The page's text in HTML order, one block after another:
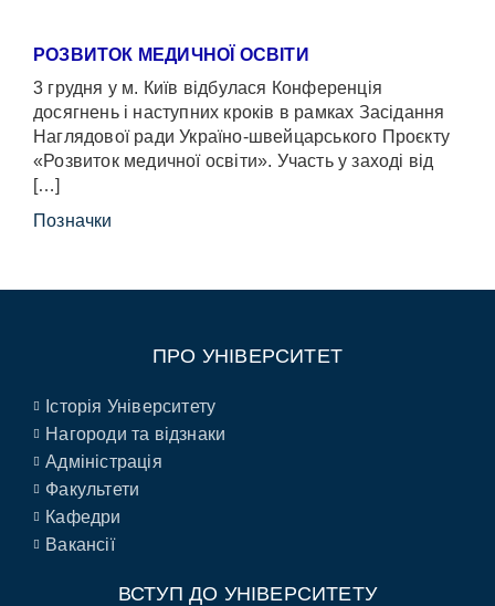
РОЗВИТОК МЕДИЧНОЇ ОСВІТИ
3 грудня у м. Київ відбулася Конференція
досягнень і наступних кроків в рамках Засідання
Наглядової ради Україно-швейцарського Проєкту
«Розвиток медичної освіти». Участь у заході від
[…]
Позначки
ПРО УНІВЕРСИТЕТ
Історія Університету
Нагороди та відзнаки
Адміністрація
Факультети
Кафедри
Вакансії
ВСТУП ДО УНІВЕРСИТЕТУ